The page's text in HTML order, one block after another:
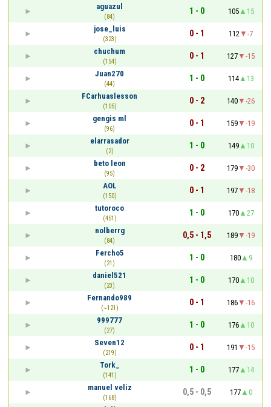
aguazul
(84)
1 - 0 105
15
jose_luis
(323)
0 - 1 112
-7
chuchum
(154)
0 - 1 127
-15
Juan270
(44)
1 - 0 114
13
FCarhuaslesson
(105)
0 - 2 140
-26
gengis ml
(96)
0 - 1 159
-19
elarrasador
(2)
1 - 0 149
10
beto leon
(95)
0 - 2 179
-30
AOL
(150)
0 - 1 197
-18
tutoroco
(451)
1 - 0 170
27
nolberrg
(84)
0,5 - 1,5 189
-19
Fercho5
(21)
1 - 0 180
9
daniel521
(23)
1 - 0 170
10
Fernando989
(~121)
0 - 1 186
-16
999777
(27)
1 - 0 176
10
Seven12
(219)
0 - 1 191
-15
Tork_
(141)
1 - 0 177
14
manuel veliz
(168)
0,5 - 0,5 177
0